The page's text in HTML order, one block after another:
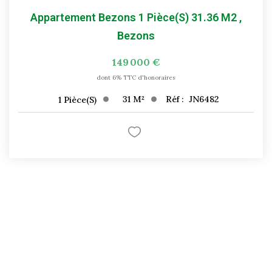
Appartement Bezons 1 Pièce(s) 31.36 M2 ,
Bezons
149 000 €
dont 6% TTC d'honoraires
1 Pièce(s) 31 M² Réf : JN6482